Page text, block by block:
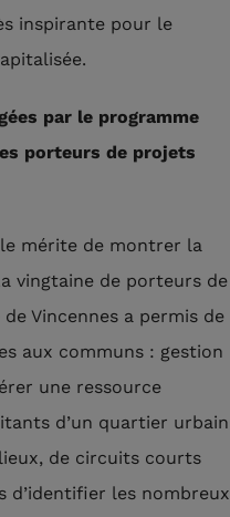
inspirante pour le
par le programme
porteurs de projets
mérite de montrer la
vingtaine de porteurs de
Vincennes a permis de
aux communs : gestion
une ressource
d’un quartier urbain
de circuits courts
d’identifier les nombreux